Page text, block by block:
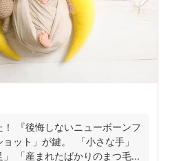
『後悔しないニューボーンフ
ット」が鍵。 「小さな手」
」 「産まれたばかりのまつ毛...